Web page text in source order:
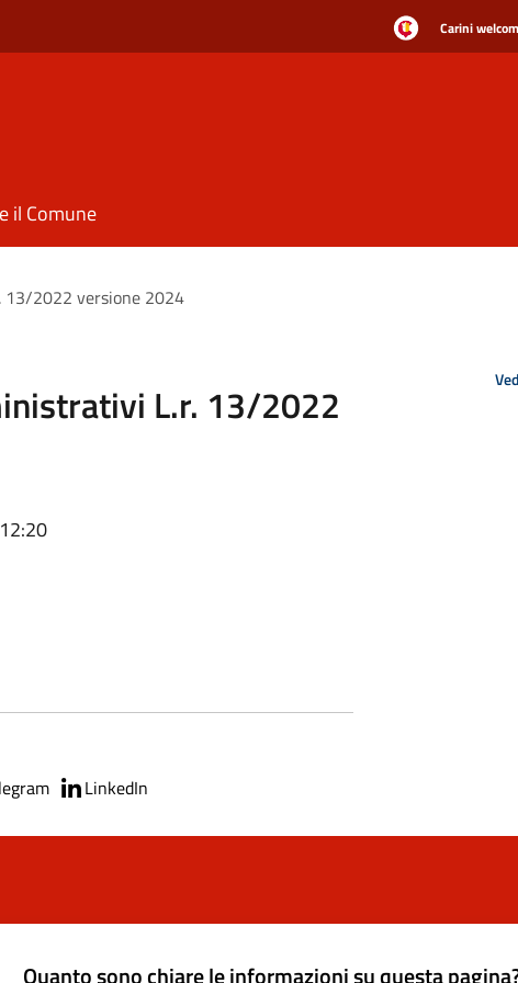
Carini
il Comune
13/2022 versione 2024
L.r. 13/2022
LinkedIn
Quanto sono chiare le informazioni su questa